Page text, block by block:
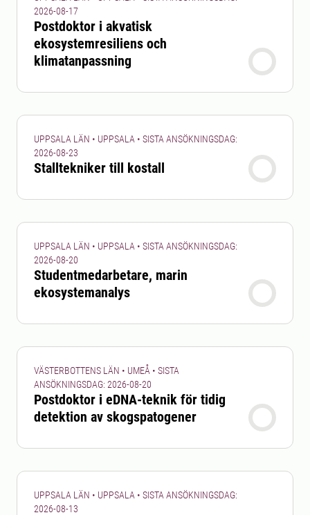
2026-08-17
Postdoktor i akvatisk
ekosystemresiliens och
klimatanpassning
UPPSALA LÄN • UPPSALA • SISTA ANSÖKNINGSDAG:
2026-08-23
Stalltekniker till kostall
UPPSALA LÄN • UPPSALA • SISTA ANSÖKNINGSDAG:
2026-08-20
Studentmedarbetare, marin
ekosystemanalys
VÄSTERBOTTENS LÄN • UMEÅ • SISTA
ANSÖKNINGSDAG: 2026-08-20
Postdoktor i eDNA-teknik för tidig
detektion av skogspatogener
UPPSALA LÄN • UPPSALA • SISTA ANSÖKNINGSDAG:
2026-08-13